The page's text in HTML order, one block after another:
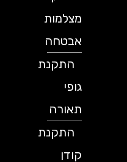
מצלמות
אבטחה
התקנת
תאורה
התקנת